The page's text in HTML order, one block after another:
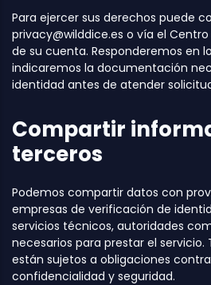
Para ejercer sus derechos puede
privacy@wilddice.es o vía el
de su cuenta. Responderemos en
indicaremos la documentación
identidad antes de atender
Compartir
terceros
Podemos compartir datos con
empresas de verificación de
servicios técnicos, autoridades
necesarios para prestar el servicio.
están sujetos a obligaciones
confidencialidad y seguridad.